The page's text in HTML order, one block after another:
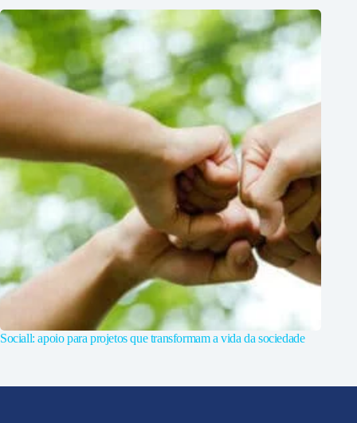
Sociall: apoio para projetos que transformam a vida da sociedade